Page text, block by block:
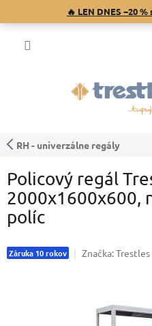
🔥 LEN DNES −20 %
RH - univerzálne regály
Policový regál
2000x1600x600,
políc
Záruka 10 rokov Značka:Trestles